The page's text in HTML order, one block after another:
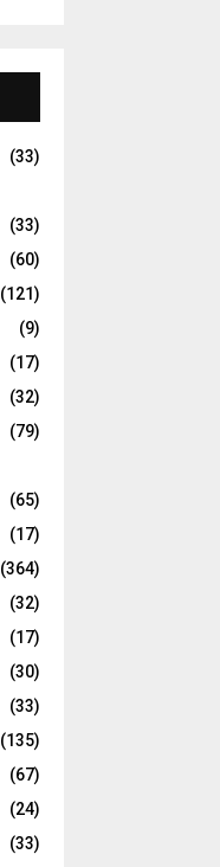
(33)
(33)
(60)
(121)
(9)
(17)
(32)
(79)
(65)
(17)
(364)
(32)
(17)
(30)
(33)
(135)
(67)
(24)
(33)